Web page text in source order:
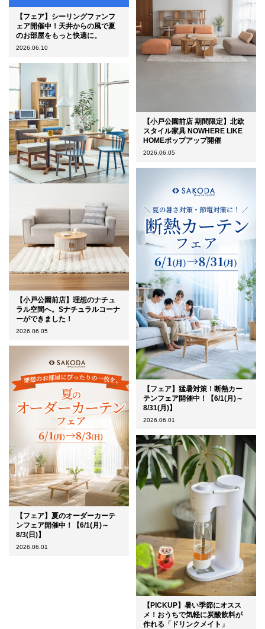
【フェア】シーリングファンフ
ェア開催中！天井からの風で夏
のお部屋をもっと快適に。
2026.06.10
【小戸公園前店 期間限定】北欧
スタイル家具 NOWHERE LIKE
HOMEポップアップ開催
2026.06.05
【小戸公園前店】理想のナチュ
ラル空間へ。Sナチュラルコーナ
ーができました！
2026.06.05
【フェア】猛暑対策！断熱カー
テンフェア開催中！【6/1(月)～
8/31(月)】
2026.06.01
【フェア】夏のオーダーカーテ
ンフェア開催中！【6/1(月)～
8/3(日)】
2026.06.01
【PICKUP】暑い季節にオスス
メ！おうちで気軽に炭酸飲料が
作れる「ドリンクメイト」